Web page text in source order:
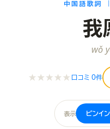
中国語歌詞
我
wǒ
★★★★★ 口コミ 0件
表示 ピンイン